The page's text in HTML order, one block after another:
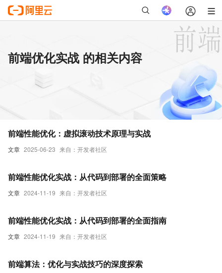
前端优化实战 的相关内容
文章 2025-06-23 来自：开发者社区
前端性能优化：虚拟滚动技术原理与实战
文章 2024-11-19 来自：开发者社区
前端性能优化实战：从代码到部署的全面策略
文章 2024-11-19 来自：开发者社区
前端性能优化实战：从代码到部署的全面指南
前端算法：优化与实战技巧的深度探索